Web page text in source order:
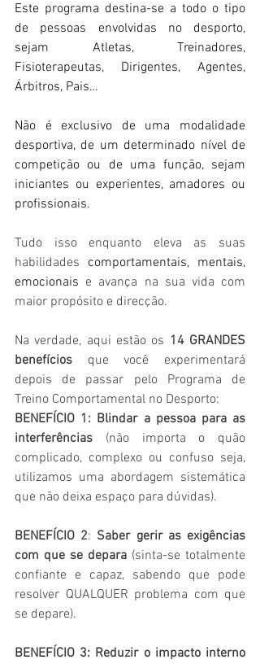
Este programa destina-se a todo o tipo
de pessoas envolvidas no desporto,
sejam Atletas, Treinadores,
Fisioterapeutas, Dirigentes, Agentes,
Árbitros, Pais…
Não é exclusivo de uma modalidade
desportiva, de um determinado nível de
competição ou de uma função, sejam
iniciantes ou experientes, amadores ou
profissionais.
Tudo isso enquanto eleva as suas
habilidades comportamentais, mentais,
emocionais e avança na sua vida com
maior propósito e direcção.
Na verdade, aqui estão os 14 GRANDES
benefícios que você experimentará
depois de passar pelo Programa de
Treino Comportamental no Desporto:
BENEFÍCIO 1: Blindar a pessoa para as
interferências (não importa o quão
complicado, complexo ou confuso seja,
utilizamos uma abordagem sistemática
que não deixa espaço para dúvidas).
BENEFÍCIO 2: Saber gerir as exigências
com que se depara (sinta-se totalmente
confiante e capaz, sabendo que pode
resolver QUALQUER problema com que
se depare).
BENEFÍCIO 3: Reduzir o impacto interno